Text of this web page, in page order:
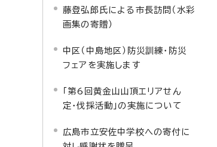
藤登弘郎氏による市長訪問（水彩
画集の寄贈）
中区（中島地区）防災訓練・防災
フェアを実施します
「第6回黄金山山頂エリアせん
定・伐採活動」の実施について
広島市立安佐中学校への寄付に